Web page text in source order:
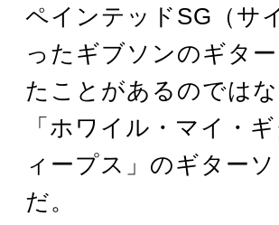
ペインテッドSG（サ
ったギブソンのギタ
たことがあるのでは
「ホワイル・マイ・
ィープス」のギター
だ。